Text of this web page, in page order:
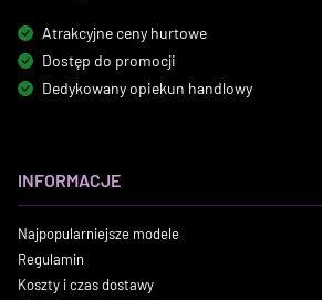
Atrakcyjne ceny hurtowe
Dostęp do promocji
Dedykowany opiekun handlowy
INFORMACJE
Najpopularniejsze modele
Regulamin
Koszty i czas dostawy